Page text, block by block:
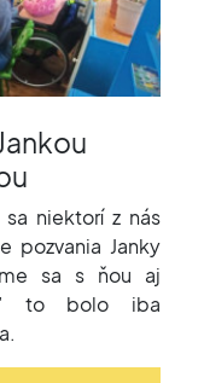
niektorí z nás
pozvania Janky
sa s ňou aj
to bolo iba